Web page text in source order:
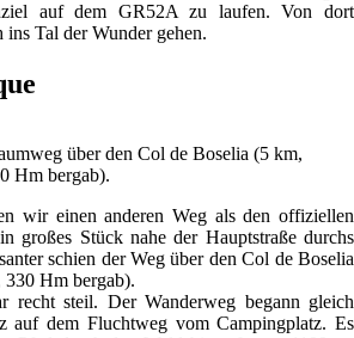
auf dem GR52A zu laufen. Von dort
Tal der Wunder gehen.
über den Col de Boselia (5 km,
Hm bergab).
wir einen anderen Weg als den offiziellen
großes Stück nahe der Hauptstraße durchs
schien der Weg über den Col de Boselia
Hm bergab).
recht steil. Der Wanderweg begann gleich
auf dem Fluchtweg vom Campingplatz. Es